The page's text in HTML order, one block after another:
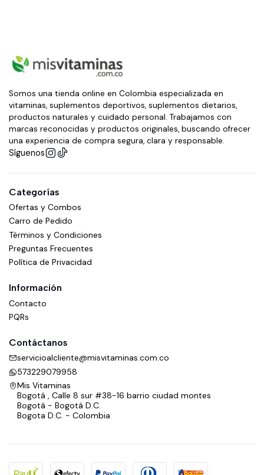
Somos una tienda online en Colombia especializada en
vitaminas, suplementos deportivos, suplementos dietarios,
productos naturales y cuidado personal. Trabajamos con
marcas reconocidas y productos originales, buscando ofrecer
una experiencia de compra segura, clara y responsable.
Síguenos
Categorías
Ofertas y Combos
Carro de Pedido
Términos y Condiciones
Preguntas Frecuentes
Política de Privacidad
Información
Contacto
PQRs
Contáctanos
servicioalcliente@misvitaminas.com.co
573229079958
Mis Vitaminas
Bogotá , Calle 8 sur #38-16 barrio ciudad montes
Bogotá - Bogotá D.C.
Bogota D.C. - Colombia